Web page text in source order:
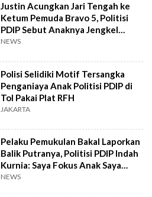
Justin Acungkan Jari Tengah ke
Ketum Pemuda Bravo 5, Politisi
PDIP Sebut Anaknya Jengkel
karena Mobil Barunya Dipepet
NEWS
Polisi Selidiki Motif Tersangka
Penganiaya Anak Politisi PDIP di
Tol Pakai Plat RFH
JAKARTA
Pelaku Pemukulan Bakal Laporkan
Balik Putranya, Politisi PDIP Indah
Kurnia: Saya Fokus Anak Saya
Sehat Dulu
NEWS